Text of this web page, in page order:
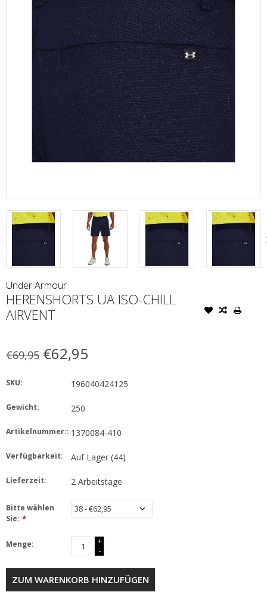
Under Armour
HERENSHORTS UA ISO-CHILL
AIRVENT
€69,95 €62,95
SKU: 196040424125
Gewicht: 250
Artikelnummer:: 1370084-410
Verfügbarkeit: Auf Lager(44)
Lieferzeit: 2 Arbeitstage
Bitte wählen
Sie: *
Menge:
+
-
ZUM WARENKORB HINZUFÜGEN